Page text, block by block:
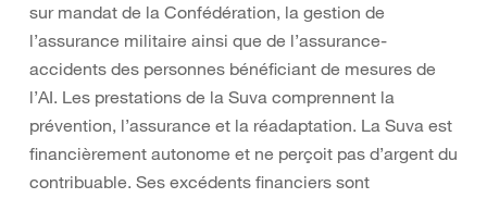
sur mandat de la Confédération, la gestion de
l’assurance militaire ainsi que de l’assurance-
accidents des personnes bénéficiant de mesures de
l’AI. Les prestations de la Suva comprennent la
prévention, l’assurance et la réadaptation. La Suva est
financièrement autonome et ne perçoit pas d’argent du
contribuable. Ses excédents financiers sont